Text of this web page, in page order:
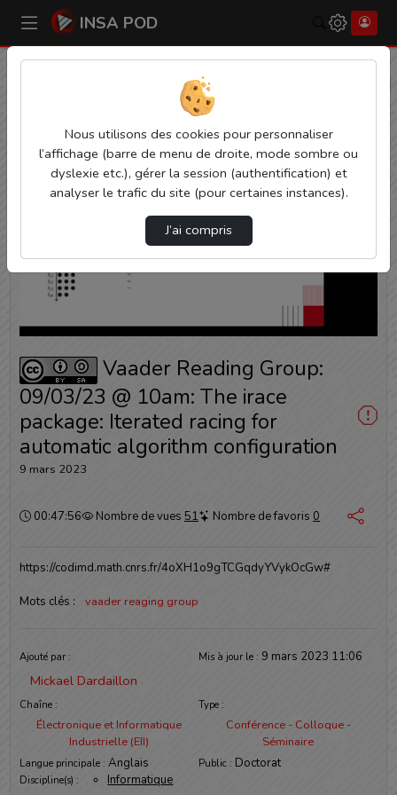
INSA POD Rechercher
Vaader Reading Group: 09/03/23 @ 10am: The i…
Lire
vidéo
Vaader Reading Group:
09/03/23 @ 10am: The irace
package: Iterated racing for
automatic algorithm configuration
9 mars 2023
Durée :
00:47:56 Nombre de vues 51 Nombre de favoris 0
https://codimd.math.cnrs.fr/4oXH1o9gTCGqdyYVykOcGw#
Mots clés : vaader reaging group
Informations
Ajouté par :
Mickael Dardaillon
Mis à jour le : 9 mars 2023 11:06
Chaîne :
Électronique et Informatique
Industrielle (EII)
Type :
Conférence - Colloque -
Séminaire
Langue principale : Anglais Public : Doctorat
Discipline(s) : Informatique
Nous utilisons des cookies pour personnaliser
l’affichage (barre de menu de droite, mode sombre ou
dyslexie etc.), gérer la session (authentification) et
analyser le trafic du site (pour certaines instances).
J’ai compris